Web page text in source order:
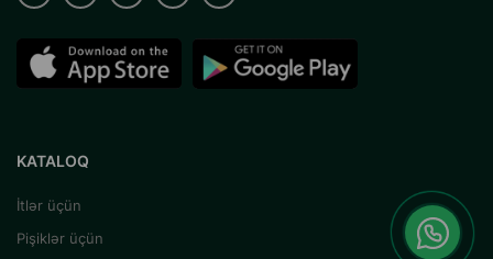
KATALOQ
İtlər üçün
Pişiklər üçün